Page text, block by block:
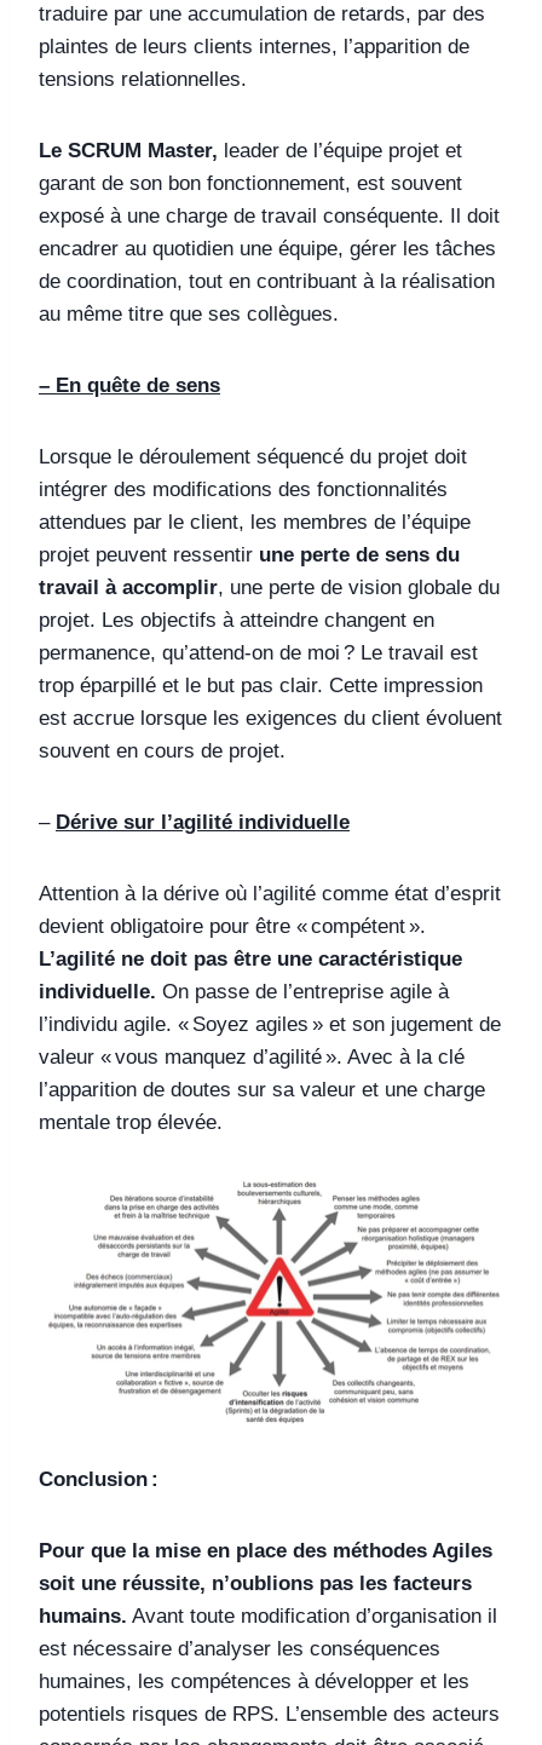
traduire par une accumulation de retards, par des
plaintes de leurs clients internes, l’apparition de
tensions relationnelles.
Le SCRUM Master, leader de l’équipe projet et
garant de son bon fonctionnement, est souvent
exposé à une charge de travail conséquente. Il doit
encadrer au quotidien une équipe, gérer les tâches
de coordination, tout en contribuant à la réalisation
au même titre que ses collègues.
– En quête de sens
Lorsque le déroulement séquencé du projet doit
intégrer des modifications des fonctionnalités
attendues par le client, les membres de l’équipe
projet peuvent ressentir une perte de sens du
travail à accomplir, une perte de vision globale du
projet. Les objectifs à atteindre changent en
permanence, qu’attend-on de moi ? Le travail est
trop éparpillé et le but pas clair. Cette impression
est accrue lorsque les exigences du client évoluent
souvent en cours de projet.
– Dérive sur l’agilité individuelle
Attention à la dérive où l’agilité comme état d’esprit
devient obligatoire pour être « compétent ».
L’agilité ne doit pas être une caractéristique
individuelle. On passe de l’entreprise agile à
l’individu agile. « Soyez agiles » et son jugement de
valeur « vous manquez d’agilité ». Avec à la clé
l’apparition de doutes sur sa valeur et une charge
mentale trop élevée.
Conclusion :
Pour que la mise en place des méthodes Agiles
soit une réussite, n’oublions pas les facteurs
humains. Avant toute modification d’organisation il
est nécessaire d’analyser les conséquences
humaines, les compétences à développer et les
potentiels risques de RPS. L’ensemble des acteurs